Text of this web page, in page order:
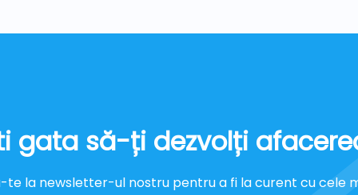
gata să-ți dezvolți
te la newsletter-ul nostru pentru a fi la curent cu cele